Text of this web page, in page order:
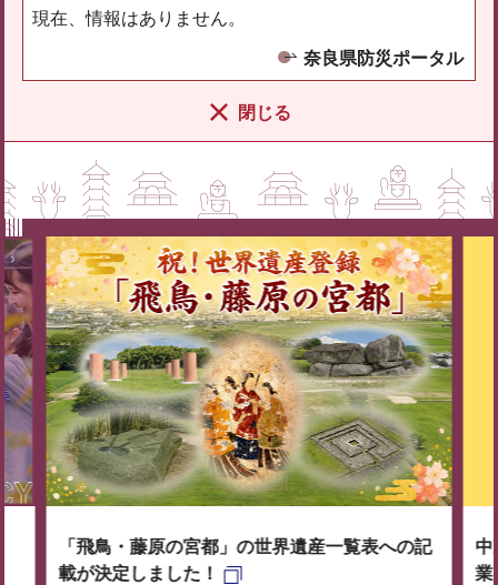
現在、情報はありません。
奈良県防災ポータル
閉じる
「飛鳥・藤原の宮都」の世界遺産一覧表への記
載が決定しました！
中
業